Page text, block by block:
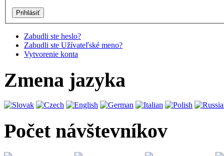
Zabudli ste heslo?
Zabudli ste Užívateľské meno?
Vytvorenie konta
Zmena jazyka
Počet návštevníkov